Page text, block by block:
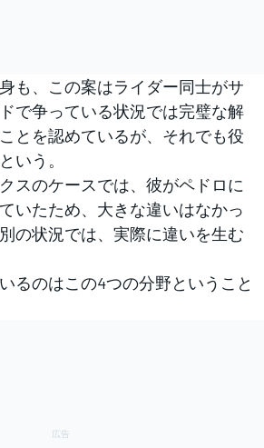
も、この案はライダー同士がサ
で争っている状況では完璧な解
とを認めているが、それでも役
いう。
スのケースでは、彼がペドロに
いたため、大きな違いはなかっ
の状況では、実際に違いを生む
るのはこの4つの分野ということ